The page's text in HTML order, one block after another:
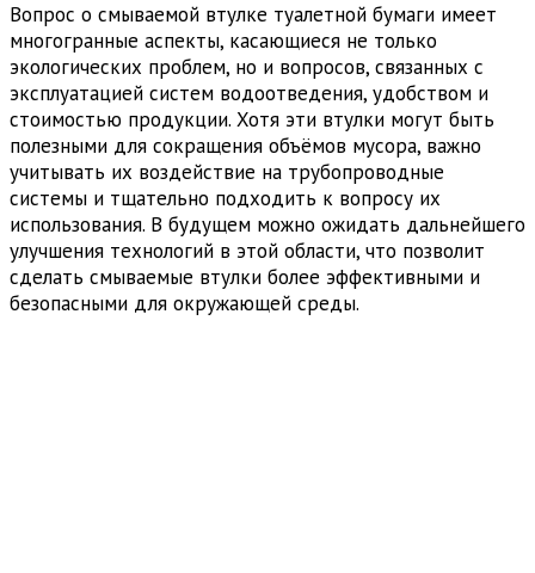
Вопрос о смываемой втулке туалетной бумаги имеет
многогранные аспекты, касающиеся не только
экологических проблем, но и вопросов, связанных с
эксплуатацией систем водоотведения, удобством и
стоимостью продукции. Хотя эти втулки могут быть
полезными для сокращения объёмов мусора, важно
учитывать их воздействие на трубопроводные
системы и тщательно подходить к вопросу их
использования. В будущем можно ожидать дальнейшего
улучшения технологий в этой области, что позволит
сделать смываемые втулки более эффективными и
безопасными для окружающей среды.